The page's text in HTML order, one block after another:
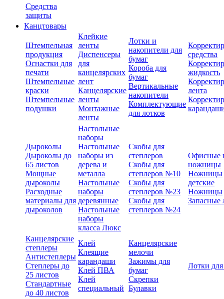
Средства
защиты
Канцтовары
Штемпельная
продукция
Оснастки для
печати
Штемпельные
краски
Штемпельные
подушки
Клейкие
ленты
Диспенсеры
для
канцелярских
лент
Канцелярские
ленты
Монтажные
ленты
Лотки и
накопители для
бумаг
Короба для
бумаг
Вертикальные
накопители
Комплектующие
для лотков
средства
жидкость
лента
Дыроколы
Дыроколы до
65 листов
Мощные
дыроколы
Расходные
материалы для
дыроколов
Настольные
наборы
Настольные
наборы из
дерева и
металла
Настольные
наборы
деревянные
Настольные
наборы
класса Люкс
Скобы для
степлеров
Скобы для
степлеров №10
Скобы для
степлеров №23
Скобы для
степлеров №24
Офисные
ножницы
Ножницы
детские
Ножницы
Запасные
Канцелярские
степлеры
Антистеплеры
Степлеры до
25 листов
Стандартные
до 40 листов
Клей
Клеящие
карандаши
Клей ПВА
Клей
специальный
Канцелярские
мелочи
Зажимы для
бумаг
Скрепки
Булавки
Лотки